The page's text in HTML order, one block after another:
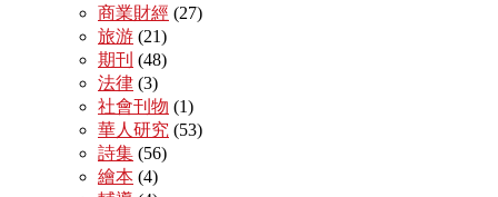
商業財經 (27)
旅游 (21)
期刊 (48)
法律 (3)
社會刊物 (1)
華人研究 (53)
詩集 (56)
繪本 (4)